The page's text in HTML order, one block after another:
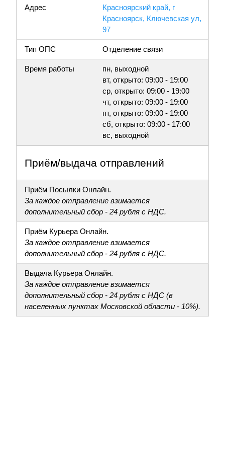
Адрес
Красноярский край, г
Красноярск, Ключевская ул,
97
Тип ОПС Отделение связи
Время работы
пн, выходной
вт, открыто: 09:00 - 19:00
ср, открыто: 09:00 - 19:00
чт, открыто: 09:00 - 19:00
пт, открыто: 09:00 - 19:00
сб, открыто: 09:00 - 17:00
вс, выходной
Приём/выдача отправлений
Приём Посылки Онлайн.
За каждое отправление взимается
дополнительный сбор - 24 рубля с НДС.
Приём Курьера Онлайн.
За каждое отправление взимается
дополнительный сбор - 24 рубля с НДС.
Выдача Курьера Онлайн.
За каждое отправление взимается
дополнительный сбор - 24 рубля с НДС (в
населенных пунктах Московской области - 10%).